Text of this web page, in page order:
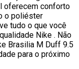
oferecem conforto
o poliéster
tudo o que você
Nike . Não
Brasilia M Duff 9.5
para o próximo